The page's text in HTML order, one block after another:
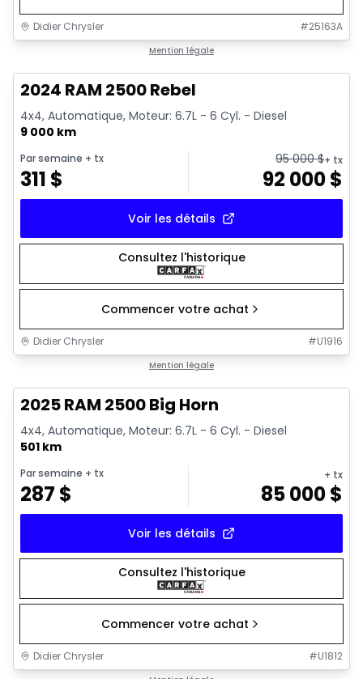
Didier Chrysler #25163A
Mention légale
2024 RAM 2500 Rebel
4x4, Automatique, Moteur: 6.7L - 6 Cyl. - Diesel
9 000 km
Par semaine + tx
311 $
95 000$+ tx
92 000$
Voir les détails
Consultez l'historique
Commencer votre achat
Didier Chrysler #U1916
Mention légale
2025 RAM 2500 Big Horn
4x4, Automatique, Moteur: 6.7L - 6 Cyl. - Diesel
501 km
Par semaine + tx
287 $
+ tx
85 000$
Voir les détails
Consultez l'historique
Commencer votre achat
Didier Chrysler #U1812